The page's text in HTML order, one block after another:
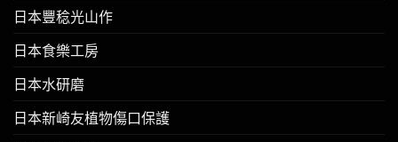
日本豐稔光山作
日本食樂工房
日本水研磨
日本新崎友植物傷口保護